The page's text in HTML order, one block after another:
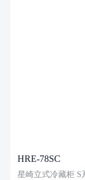
HRE-78SC
星崎立式冷藏柜 S